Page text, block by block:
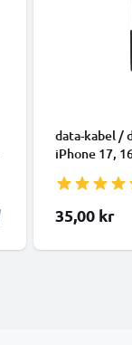
data-kabel /
iPhone 17,
Samsung
Google Pixel
XL Xiaomi
35,00 kr